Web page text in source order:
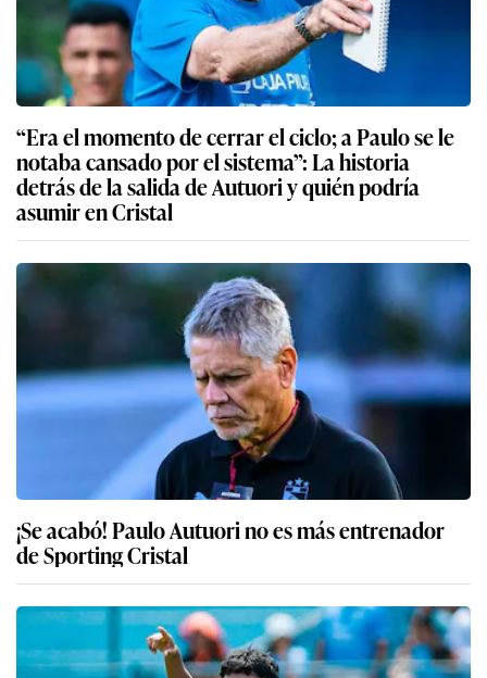
“Era el momento de cerrar el ciclo; a Paulo se le
notaba cansado por el sistema”: La historia
detrás de la salida de Autuori y quién podría
asumir en Cristal
¡Se acabó! Paulo Autuori no es más entrenador
de Sporting Cristal